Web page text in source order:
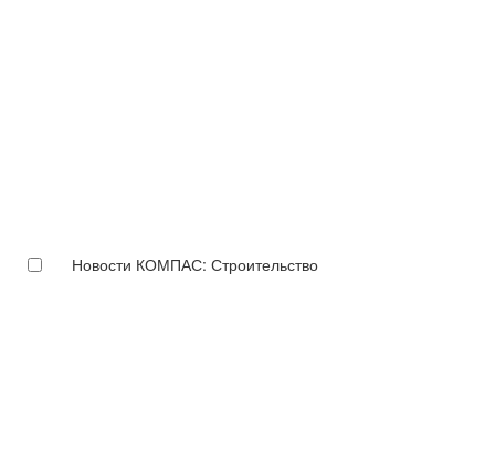
Новости КОМПАС: Строительство